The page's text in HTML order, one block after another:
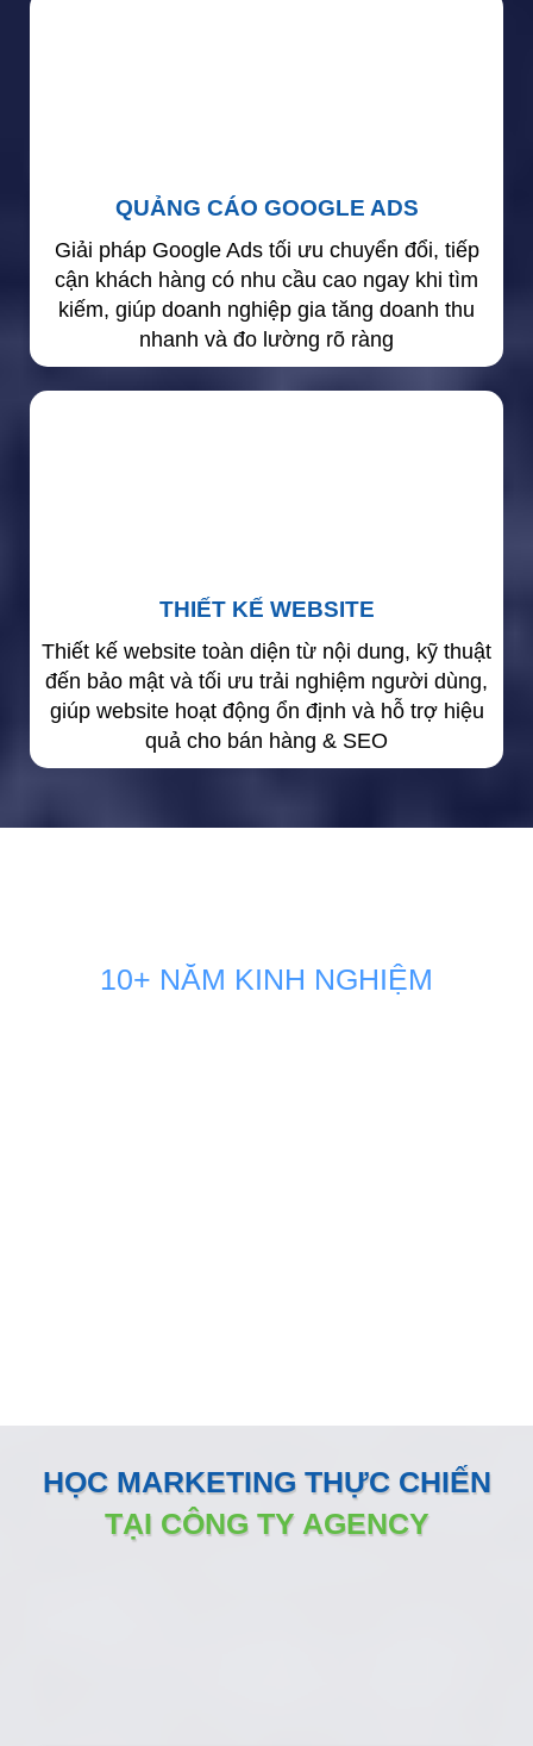
QUẢNG CÁO GOOGLE ADS
Giải pháp Google Ads tối ưu chuyển đổi, tiếp
cận khách hàng có nhu cầu cao ngay khi tìm
kiếm, giúp doanh nghiệp gia tăng doanh thu
nhanh và đo lường rõ ràng
THIẾT KẾ WEBSITE
Thiết kế website toàn diện từ nội dung, kỹ thuật
đến bảo mật và tối ưu trải nghiệm người dùng,
giúp website hoạt động ổn định và hỗ trợ hiệu
quả cho bán hàng & SEO
10+ NĂM KINH NGHIỆM
HỌC MARKETING THỰC CHIẾN
TẠI CÔNG TY AGENCY